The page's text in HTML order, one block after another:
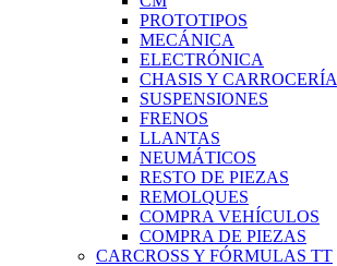
PROTOTIPOS
MECÁNICA
ELECTRÓNICA
CHASIS Y CARROCERÍA
SUSPENSIONES
FRENOS
LLANTAS
NEUMÁTICOS
RESTO DE PIEZAS
REMOLQUES
COMPRA VEHÍCULOS
COMPRA DE PIEZAS
CARCROSS Y FÓRMULAS TT